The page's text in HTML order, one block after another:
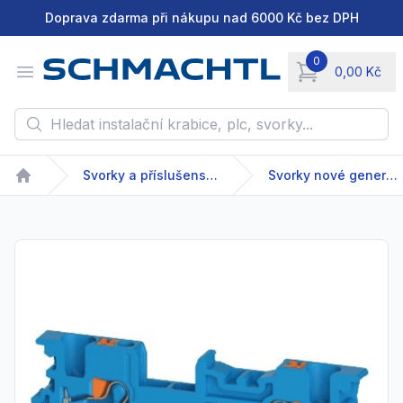
Doprava zdarma při nákupu nad 6000 Kč bez DPH
Open menu
0
0,00 Kč
items in cart,
Hledat instalační krabice, plc, svorky...
Home
Svorky a příslušenství Svorky nové generace